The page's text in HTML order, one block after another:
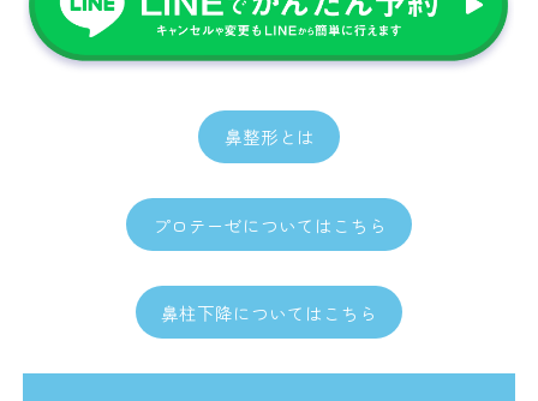
鼻整形とは
プロテーゼについてはこちら
鼻柱下降についてはこちら